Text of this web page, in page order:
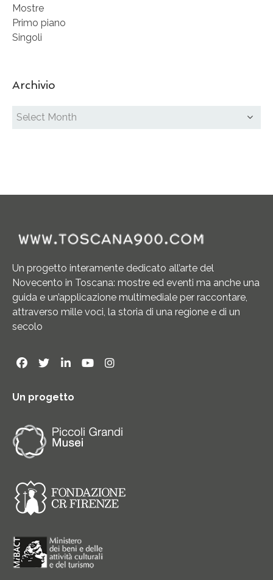
Mostre
Primo piano
Singoli
Archivio
Un progetto interamente dedicato all’arte del
Novecento in Toscana: mostre ed eventi ma anche una
guida e un’applicazione multimediale per raccontare,
attraverso mille voci, la storia di una regione e di un
secolo
Un progetto